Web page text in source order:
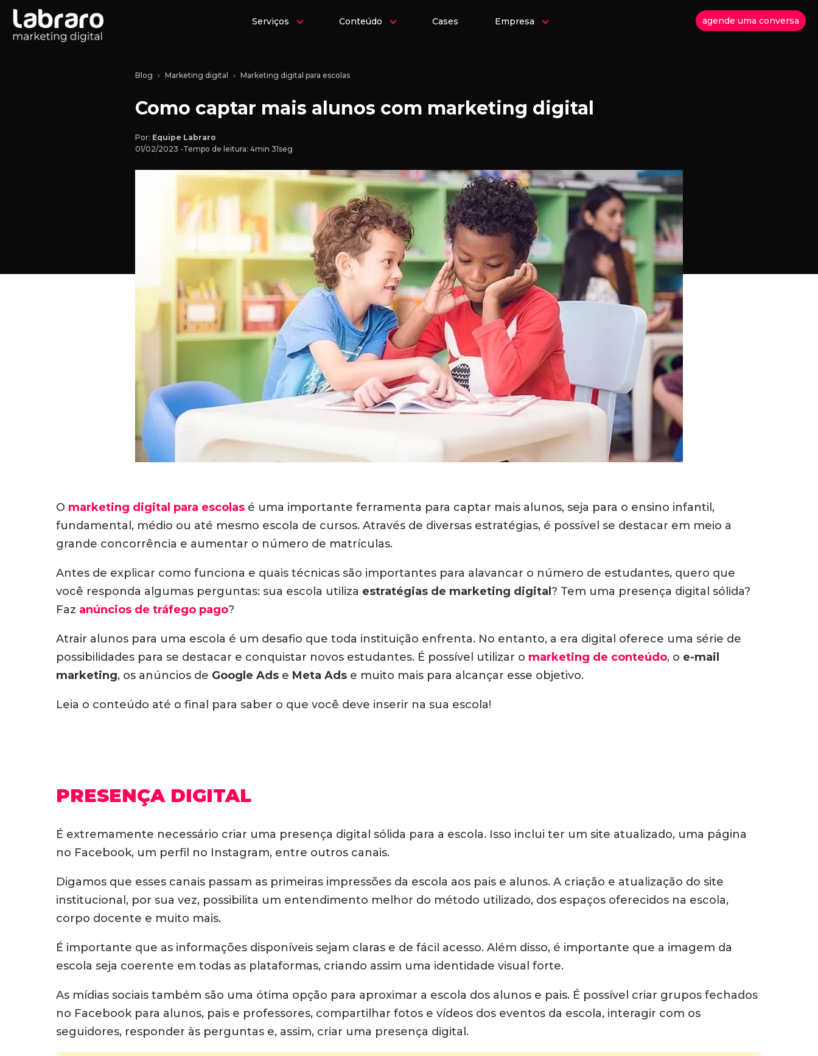
Serviços Conteúdo Cases Empresa agende uma conversa
Blog Marketing digital Marketing digital para escolas
Como captar mais alunos com marketing digital
Por: Equipe Labraro
01/02/2023 -Tempo de leitura: 4min 31seg
O marketing digital para escolas é uma importante ferramenta para captar mais alunos, seja para o ensino infantil,
fundamental, médio ou até mesmo escola de cursos. Através de diversas estratégias, é possível se destacar em meio a
grande concorrência e aumentar o número de matrículas.
Antes de explicar como funciona e quais técnicas são importantes para alavancar o número de estudantes, quero que
você responda algumas perguntas: sua escola utiliza estratégias de marketing digital ? Tem uma presença digital sólida?
Faz anúncios de tráfego pago?
Atrair alunos para uma escola é um desafio que toda instituição enfrenta. No entanto, a era digital oferece uma série de
possibilidades para se destacar e conquistar novos estudantes. É possível utilizar o marketing de conteúdo, o e-mail
marketing, os anúncios de Google Ads e Meta Ads e muito mais para alcançar esse objetivo.
Leia o conteúdo até o final para saber o que você deve inserir na sua escola!
PRESENÇA DIGITAL
É extremamente necessário criar uma presença digital sólida para a escola. Isso inclui ter um site atualizado, uma página
no Facebook, um perfil no Instagram, entre outros canais.
Digamos que esses canais passam as primeiras impressões da escola aos pais e alunos. A criação e atualização do site
institucional, por sua vez, possibilita um entendimento melhor do método utilizado, dos espaços oferecidos na escola,
corpo docente e muito mais.
É importante que as informações disponíveis sejam claras e de fácil acesso. Além disso, é importante que a imagem da
escola seja coerente em todas as plataformas, criando assim uma identidade visual forte.
As mídias sociais também são uma ótima opção para aproximar a escola dos alunos e pais. É possível criar grupos fechados
no Facebook para alunos, pais e professores, compartilhar fotos e vídeos dos eventos da escola, interagir com os
seguidores, responder às perguntas e, assim, criar uma presença digital.